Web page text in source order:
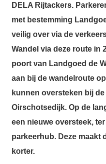
DELA Rijtackers.
met bestemming
veilig over via de
Wandel via deze route in
poort van Landgoed de
aan bij de wandelroute
kunnen oversteken bij
Oirschotsedijk. Op de
een nieuwe oversteek,
parkeerhub. Deze maakt
korter.